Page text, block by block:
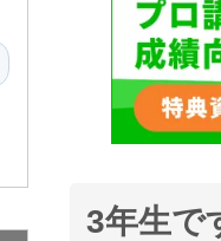
3年生で